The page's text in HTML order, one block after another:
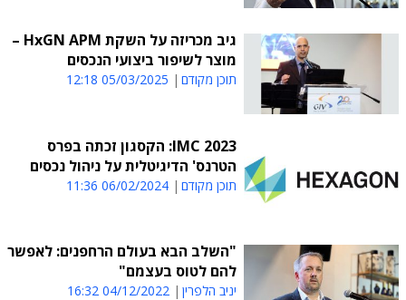
גיב מכריזה על השקת HxGN APM –
מוצר לשיפור ביצועי הנכסים
תוכן מקודם 05/03/2025 12:18
IMC 2023: הקסגון זכתה בפרס
הטרנס' הדיגיטלית על ניהול נכסים
תוכן מקודם 06/02/2024 11:36
"השלב הבא בעולם הרחפנים: לאפשר
להם לטוס בעצמם"
יניב הלפרין 04/12/2022 16:32